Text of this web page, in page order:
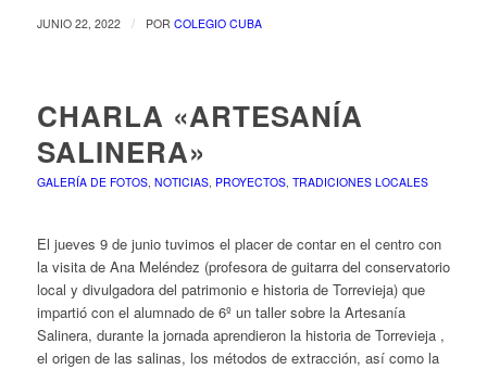
JUNIO 22, 2022 / POR COLEGIO CUBA
CHARLA «ARTESANÍA
SALINERA»
GALERÍA DE FOTOS, NOTICIAS, PROYECTOS, TRADICIONES LOCALES
El jueves 9 de junio tuvimos el placer de contar en el centro con
la visita de Ana Meléndez (profesora de guitarra del conservatorio
local y divulgadora del patrimonio e historia de Torrevieja) que
impartió con el alumnado de 6º un taller sobre la Artesanía
Salinera, durante la jornada aprendieron la historia de Torrevieja ,
el origen de las salinas, los métodos de extracción, así como la